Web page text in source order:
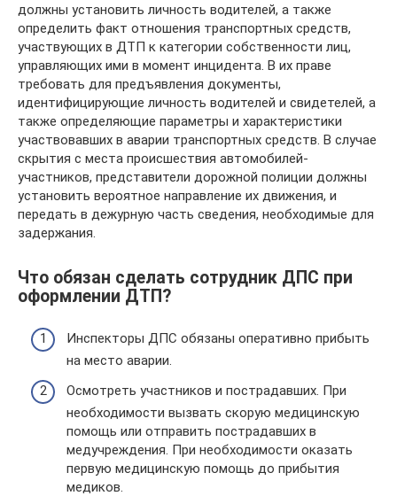
должны установить личность водителей, а также
определить факт отношения транспортных средств,
участвующих в ДТП к категории собственности лиц,
управляющих ими в момент инцидента. В их праве
требовать для предъявления документы,
идентифицирующие личность водителей и свидетелей, а
также определяющие параметры и характеристики
участвовавших в аварии транспортных средств. В случае
скрытия с места происшествия автомобилей-
участников, представители дорожной полиции должны
установить вероятное направление их движения, и
передать в дежурную часть сведения, необходимые для
задержания.
Что обязан сделать сотрудник ДПС при
оформлении ДТП?
Инспекторы ДПС обязаны оперативно прибыть
на место аварии.
Осмотреть участников и пострадавших. При
необходимости вызвать скорую медицинскую
помощь или отправить пострадавших в
медучреждения. При необходимости оказать
первую медицинскую помощь до прибытия
медиков.